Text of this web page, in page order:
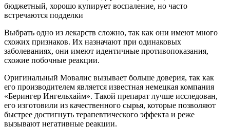
бюджетный, хорошо купирует воспаление, но часто
встречаются подделки
Выбрать одно из лекарств сложно, так как они имеют много
схожих признаков. Их назначают при одинаковых
заболеваниях, они имеют идентичные противопоказания,
схожие побочные реакции.
Оригинальный Мовалис вызывает больше доверия, так как
его производителем является известная немецкая компания
«Берингер Ингельхайм». Такой препарат лучше исследован,
его изготовили из качественного сырья, которые позволяют
быстрее достигнуть терапевтического эффекта и реже
вызывают негативные реакции.